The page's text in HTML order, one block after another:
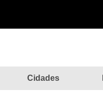
Cidades